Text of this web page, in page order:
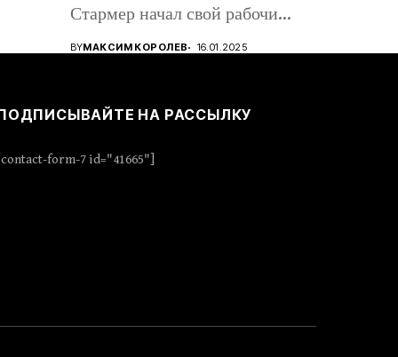
Стармер начал свой рабочий
визит в Киев, вместе с...
BYМАКСИМ КОРОЛЕВ 16.01.2025
НА РАССЫЛКУ
[contact-form-7 id="41665"]